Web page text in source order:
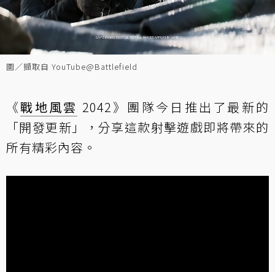
圖／擷取自 YouTube@Battlefield
《戰地風雲 2042》團隊今日推出了最新的
「開發更新」，分享這款射擊遊戲即將帶來的
所有精彩內容。